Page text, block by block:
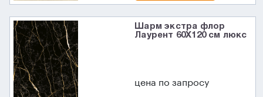
Шарм экстра флор
Лаурент 60X120 см люкс
цена по запросу